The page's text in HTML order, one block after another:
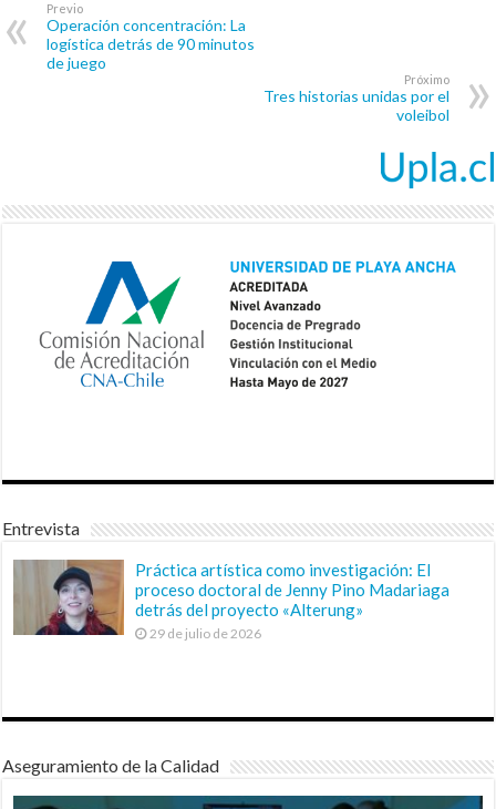
Previo
Operación concentración: La
logística detrás de 90 minutos
de juego
Próximo
Tres historias unidas por el
voleibol
Entrevista
Práctica artística como investigación: El
proceso doctoral de Jenny Pino Madariaga
detrás del proyecto «Alterung»
29 de julio de 2026
Aseguramiento de la Calidad